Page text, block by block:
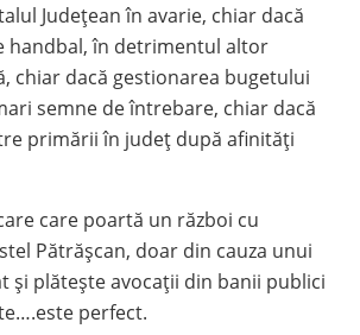
Județean în avarie, chiar dacă
handbal, în detrimentul altor
chiar dacă gestionarea bugetului
semne de întrebare, chiar dacă
primării în județ după afinități
care poartă un război cu
Pătrășcan, doar din cauza unui
și plătește avocații din banii publici
perfect.